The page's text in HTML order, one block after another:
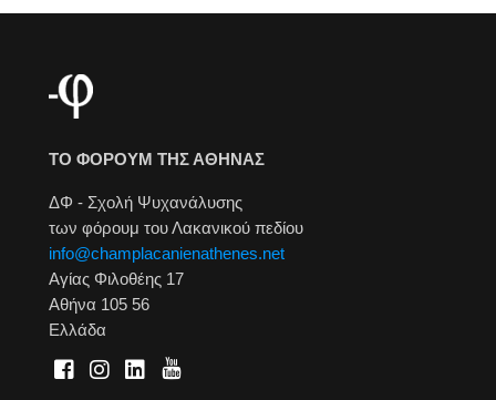
ΤΟ ΦΟΡΟΥΜ ΤΗΣ ΑΘΗΝΑΣ
ΔΦ - Σχολή Ψυχανάλυσης
των φόρουμ του Λακανικού πεδίου
info@champlacanienathenes.net
Αγίας Φιλοθέης 17
Αθήνα 105 56
Ελλάδα